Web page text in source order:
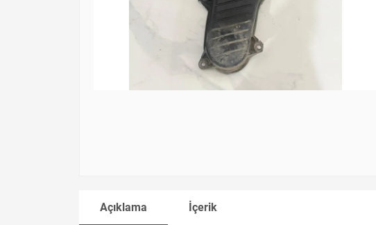
Açıklama İçerik